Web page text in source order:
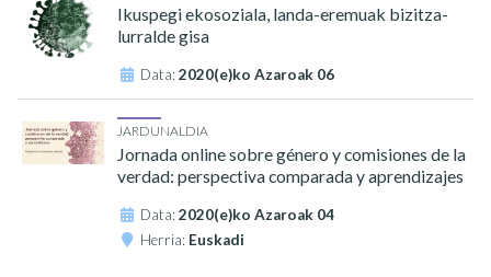
Ikuspegi ekosoziala, landa-eremuak bizitza-
lurralde gisa
Data:2020(e)ko Azaroak 06
JARDUNALDIA
Jornada online sobre género y comisiones de la
verdad: perspectiva comparada y aprendizajes
Data:2020(e)ko Azaroak 04
Herria: Euskadi